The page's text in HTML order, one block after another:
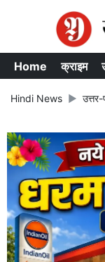
Home क्राइम
Hindi News